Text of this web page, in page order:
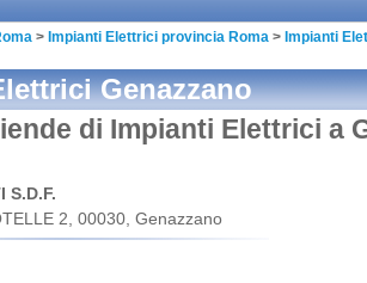
> Impianti Elettrici provincia Roma > Impianti
Genazzano
di Impianti Elettrici a
S.D.F.
2, 00030, Genazzano